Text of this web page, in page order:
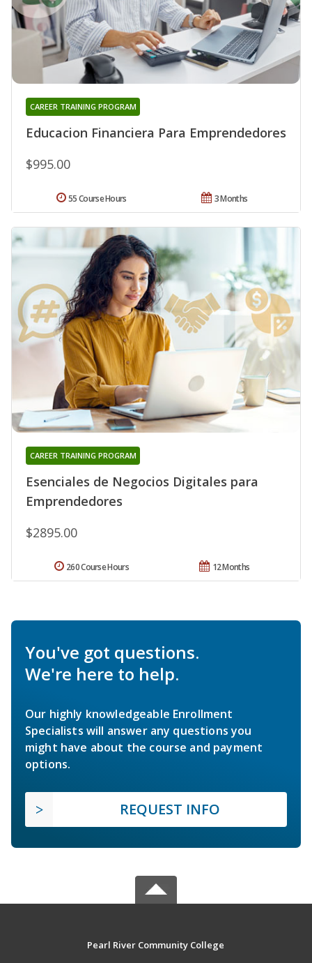
Educacion Financiera Para Emprendedores
CAREER TRAINING PROGRAM
$995.00
3 Months
55 Course Hours
Esenciales de Negocios Digitales para
Emprendedores
CAREER TRAINING PROGRAM
$2895.00
12 Months
260 Course Hours
You've got questions.
We're here to help.
Our highly knowledgeable Enrollment
Specialists will answer any questions you
might have about the course and payment
options.
REQUEST INFO
Pearl River Community College